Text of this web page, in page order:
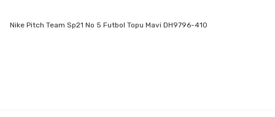
Nike Pitch Team Sp21 No 5 Futbol Topu Mavi DH9796-410